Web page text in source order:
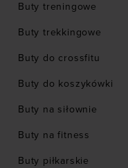
Buty treningowe
Buty trekkingowe
Buty do crossfitu
Buty do koszykówki
Buty na siłownie
Buty na fitness
Buty piłkarskie